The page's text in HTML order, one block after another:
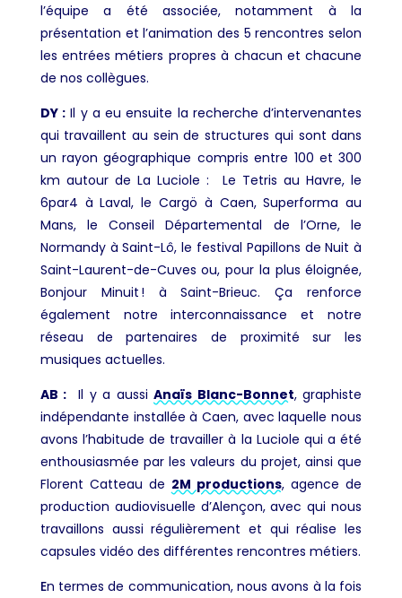
l’équipe a été associée, notamment à la
présentation et l’animation des 5 rencontres selon
les entrées métiers propres à chacun et chacune
de nos collègues.
DY : Il y a eu ensuite la recherche d’intervenantes
qui travaillent au sein de structures qui sont dans
un rayon géographique compris entre 100 et 300
km autour de La Luciole : Le Tetris au Havre, le
6par4 à Laval, le Cargö à Caen, Superforma au
Mans, le Conseil Départemental de l’Orne, le
Normandy à Saint-Lô, le festival Papillons de Nuit à
Saint-Laurent-de-Cuves ou, pour la plus éloignée,
Bonjour Minuit ! à Saint-Brieuc. Ça renforce
également notre interconnaissance et notre
réseau de partenaires de proximité sur les
musiques actuelles.
AB : Il y a aussiAnaïs Blanc-Bonnet, graphiste
indépendante installée à Caen, avec laquelle nous
avons l’habitude de travailler à la Luciole qui a été
enthousiasmée par les valeurs du projet, ainsi que
Florent Catteau de 2M productions, agence de
production audiovisuelle d’Alençon, avec qui nous
travaillons aussi régulièrement et qui réalise les
capsules vidéo des différentes rencontres métiers.
En termes de communication, nous avons à la fois